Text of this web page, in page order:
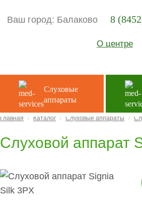
Главная Каталог Слуховые аппараты
Слуховой аппарат
Ваш город: Балаково 8
О центре
Слуховые
аппараты